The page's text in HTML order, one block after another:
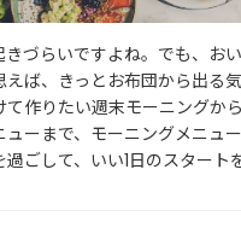
きづらいですよね。でも、お
えば、きっとお布団から出る
て作りたい週末モーニングか
ューまで、モーニングメニュ
ごして、いい1日のスタート